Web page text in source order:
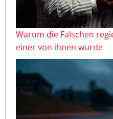
Warum die Falschen
einer von ihnen wurde